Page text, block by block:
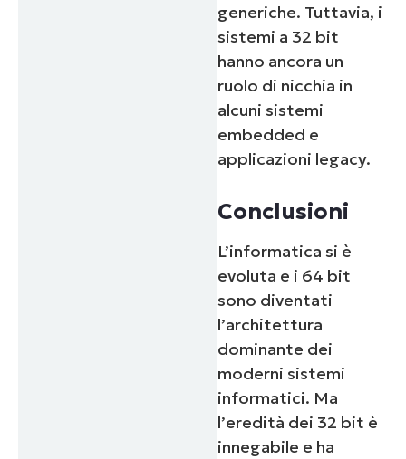
generiche. Tuttavia, i
sistemi a 32 bit
hanno ancora un
ruolo di nicchia in
alcuni sistemi
embedded e
applicazioni legacy.
Conclusioni
L’informatica si è
evoluta e i 64 bit
sono diventati
l’architettura
dominante dei
moderni sistemi
informatici. Ma
l’eredità dei 32 bit è
innegabile e ha